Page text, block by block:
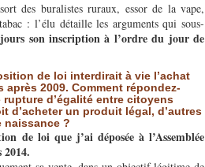
des buralistes ruraux, essor de la vape,
: l’élu détaille les arguments qui sous-
son inscription à l’ordre du jour de
de loi interdirait à vie l’achat
2009. Comment répondez-
d’égalité entre citoyens
d’acheter un produit légal, d’autres
naissance ?
de loi que j’ai déposée à l’Assemblée
2014.